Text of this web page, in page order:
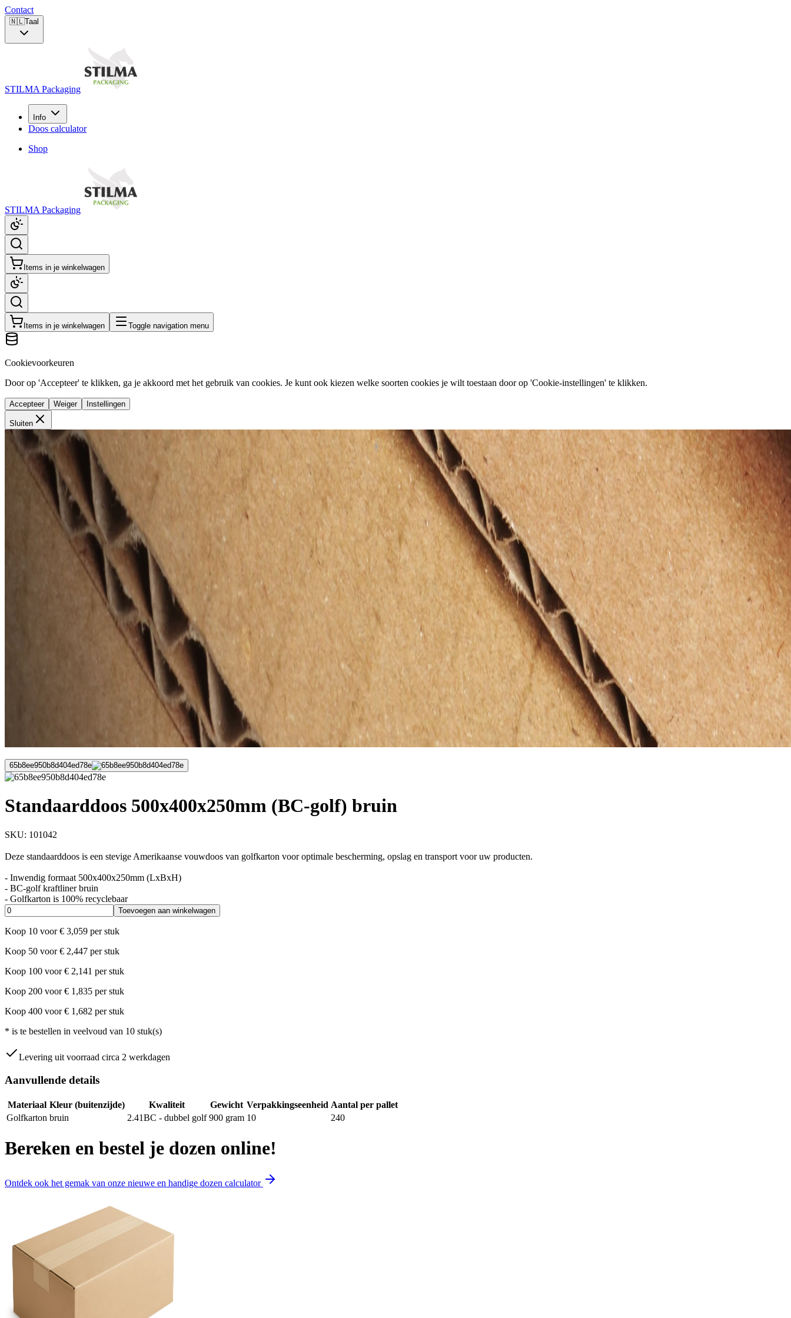
Contact
🇳🇱Taal
STILMA Packaging
Info
Doos calculator
Shop
STILMA Packaging
Items in je winkelwagen
Items in je winkelwagen Toggle navigation menu
Cookievoorkeuren
Door op 'Accepteer' te klikken, ga je akkoord met het gebruik van cookies. Je kunt ook kiezen welke soorten cookies je wilt toestaan door op 'Cookie-instellingen' te klikken.
Accepteer Weiger Instellingen
Sluiten
65b8ee950b8d404ed78e
Standaarddoos 500x400x250mm (BC-golf) bruin
SKU: 101042
Deze standaarddoos is een stevige Amerikaanse vouwdoos van golfkarton voor optimale bescherming, opslag en transport voor uw producten.
- Inwendig formaat 500x400x250mm (LxBxH)
- BC-golf kraftliner bruin
- Golfkarton is 100% recyclebaar
Toevoegen aan winkelwagen
Koop 10 voor € 3,059 per stuk
Koop 50 voor € 2,447 per stuk
Koop 100 voor € 2,141 per stuk
Koop 200 voor € 1,835 per stuk
Koop 400 voor € 1,682 per stuk
* is te bestellen in veelvoud van 10 stuk(s)
Levering uit voorraad circa 2 werkdagen
Aanvullende details
Materiaal Kleur (buitenzijde) Kwaliteit Gewicht Verpakkingseenheid Aantal per pallet
Golfkarton bruin 2.41BC - dubbel golf 900 gram 10 240
Bereken en bestel je dozen online!
Ontdek ook het gemak van onze nieuwe en handige dozen calculator